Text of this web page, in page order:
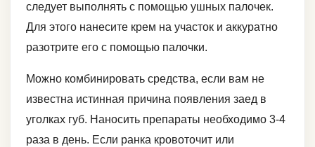
следует выполнять с помощью ушных палочек.
Для этого нанесите крем на участок и аккуратно
разотрите его с помощью палочки.
Можно комбинировать средства, если вам не
известна истинная причина появления заед в
уголках губ. Наносить препараты необходимо 3-4
раза в день. Если ранка кровоточит или